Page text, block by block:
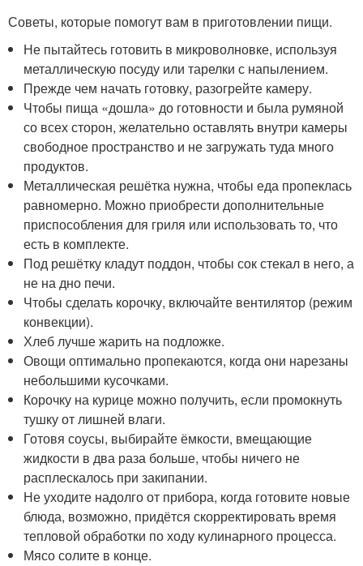
Советы, которые помогут вам в приготовлении пищи.
Не пытайтесь готовить в микроволновке, используя
металлическую посуду или тарелки с напылением.
Прежде чем начать готовку, разогрейте камеру.
Чтобы пища «дошла» до готовности и была румяной
со всех сторон, желательно оставлять внутри камеры
свободное пространство и не загружать туда много
продуктов.
Металлическая решётка нужна, чтобы еда пропеклась
равномерно. Можно приобрести дополнительные
приспособления для гриля или использовать то, что
есть в комплекте.
Под решётку кладут поддон, чтобы сок стекал в него, а
не на дно печи.
Чтобы сделать корочку, включайте вентилятор (режим
конвекции).
Хлеб лучше жарить на подложке.
Овощи оптимально пропекаются, когда они нарезаны
небольшими кусочками.
Корочку на курице можно получить, если промокнуть
тушку от лишней влаги.
Готовя соусы, выбирайте ёмкости, вмещающие
жидкости в два раза больше, чтобы ничего не
расплескалось при закипании.
Не уходите надолго от прибора, когда готовите новые
блюда, возможно, придётся скорректировать время
тепловой обработки по ходу кулинарного процесса.
Мясо солите в конце.